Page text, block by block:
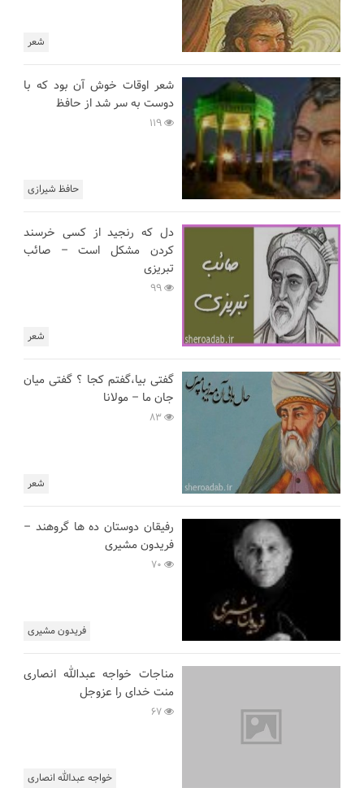
شعر
حافظ شیرازی
شعر اوقات خوش آن بود که با
دوست به سر شد از حافظ
شعر
دل که رنجید از کسی خرسند
کردن مشکل است – صائب
تبریزی
شعر
گفتی بیا،گفتم کجا ؟ گفتی میان
جان ما – مولانا
فریدون مشیری
رفیقان دوستان ده ها گروهند –
فریدون مشیری
خواجه عبدالله انصاری
مناجات خواجه عبدالله انصاری
منت خدای را عزوجل